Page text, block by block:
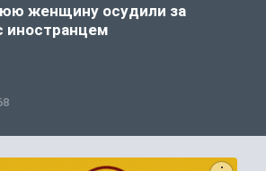
женщину осудили за
иностранцем